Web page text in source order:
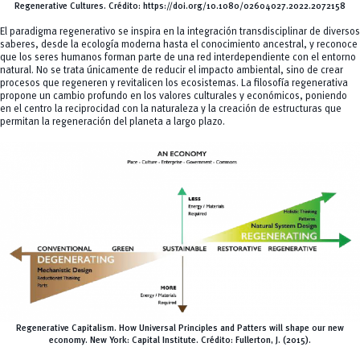
Regenerative Cultures. Crédito: https://doi.org/10.1080/02604027.2022.2072158
El paradigma regenerativo se inspira en la integración transdisciplinar de diversos
saberes, desde la ecología moderna hasta el conocimiento ancestral, y reconoce
que los seres humanos forman parte de una red interdependiente con el entorno
natural. No se trata únicamente de reducir el impacto ambiental, sino de crear
procesos que regeneren y revitalicen los ecosistemas. La filosofía regenerativa
propone un cambio profundo en los valores culturales y económicos, poniendo
en el centro la reciprocidad con la naturaleza y la creación de estructuras que
permitan la regeneración del planeta a largo plazo.
Regenerative Capitalism. How Universal Principles and Patters will shape our new
economy. New York: Capital Institute. Crédito: Fullerton, J. (2015).